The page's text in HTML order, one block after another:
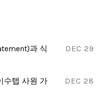
DEC 29
과 식
DEC 28
수텝 사원 가